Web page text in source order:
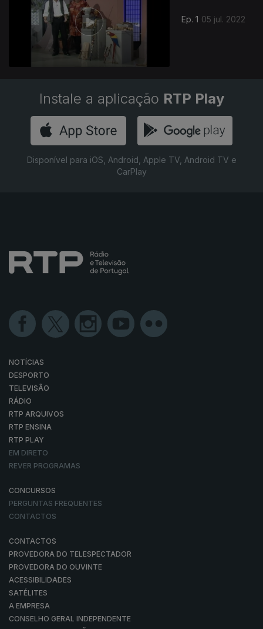
Ep. 1 05 jul. 2022
Instale a aplicação RTP Play
Disponível para iOS, Android, Apple TV, Android TV e
CarPlay
NOTÍCIAS
DESPORTO
TELEVISÃO
RÁDIO
RTP ARQUIVOS
RTP ENSINA
RTP PLAY
EM DIRETO
REVER PROGRAMAS
CONCURSOS
PERGUNTAS FREQUENTES
CONTACTOS
CONTACTOS
PROVEDORA DO TELESPECTADOR
PROVEDORA DO OUVINTE
ACESSIBILIDADES
SATÉLITES
A EMPRESA
CONSELHO GERAL INDEPENDENTE